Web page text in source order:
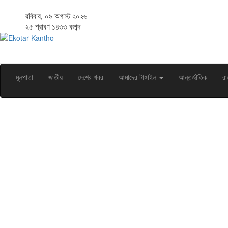
রবিবার, ০৯ অগাস্ট ২০২৬
২৫ শ্রাবণ ১৪৩৩ বঙ্গাব্দ
মূলপাতা জাতীয় দেশের খবর আমাদের টাঙ্গাইল আন্তর্জাতিক